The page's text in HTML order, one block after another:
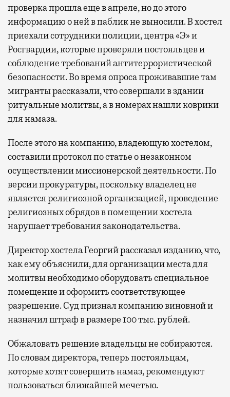
проверка прошла еще в апреле, но до этого
информацию о ней в паблик не выносили. В хостел
приехали сотрудники полиции, центра «Э» и
Росгвардии, которые проверяли постояльцев и
соблюдение требований антитеррористической
безопасности. Во время опроса проживавшие там
мигранты рассказали, что совершали в здании
ритуальные молитвы, а в номерах нашли коврики
для намаза.
После этого на компанию, владеющую хостелом,
составили протокол по статье о незаконном
осуществлении миссионерской деятельности. По
версии прокуратуры, поскольку владелец не
является религиозной организацией, проведение
религиозных обрядов в помещении хостела
нарушает требования законодательства.
Директор хостела Георгий рассказал изданию, что,
как ему объяснили, для организации места для
молитвы необходимо оборудовать специальное
помещение и оформить соответствующее
разрешение. Суд признал компанию виновной и
назначил штраф в размере 100 тыс. рублей.
Обжаловать решение владельцы не собираются.
По словам директора, теперь постояльцам,
которые хотят совершить намаз, рекомендуют
пользоваться ближайшей мечетью.